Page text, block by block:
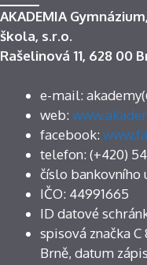
AKADEMIA
škola, s.r.o.
Rašelinová 11, 628 00
e-mail:
web:
facebook:
telefon: (+420)
číslo bankovního
IČO: 44991665
ID datové
spisová značka
Brně, datum